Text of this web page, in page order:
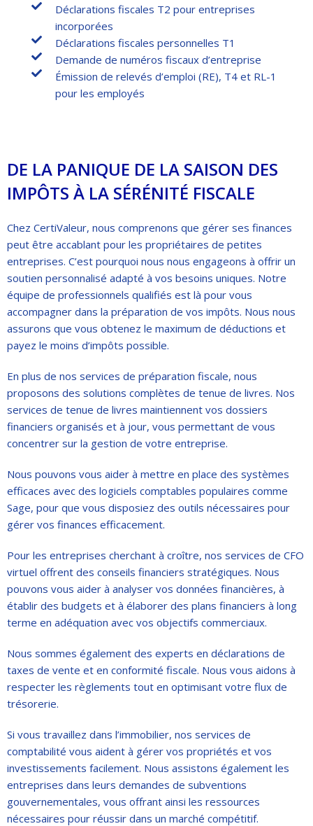
Déclarations fiscales T2 pour entreprises
incorporées
Déclarations fiscales personnelles T1
Demande de numéros fiscaux d’entreprise
Émission de relevés d’emploi (RE), T4 et RL-1
pour les employés
DE LA PANIQUE DE LA SAISON DES
IMPÔTS À LA SÉRÉNITÉ FISCALE
Chez CertiValeur, nous comprenons que gérer ses finances
peut être accablant pour les propriétaires de petites
entreprises. C’est pourquoi nous nous engageons à offrir un
soutien personnalisé adapté à vos besoins uniques. Notre
équipe de professionnels qualifiés est là pour vous
accompagner dans la préparation de vos impôts. Nous nous
assurons que vous obtenez le maximum de déductions et
payez le moins d’impôts possible.
En plus de nos services de préparation fiscale, nous
proposons des solutions complètes de tenue de livres. Nos
services de tenue de livres maintiennent vos dossiers
financiers organisés et à jour, vous permettant de vous
concentrer sur la gestion de votre entreprise.
Nous pouvons vous aider à mettre en place des systèmes
efficaces avec des logiciels comptables populaires comme
Sage, pour que vous disposiez des outils nécessaires pour
gérer vos finances efficacement.
Pour les entreprises cherchant à croître, nos services de CFO
virtuel offrent des conseils financiers stratégiques. Nous
pouvons vous aider à analyser vos données financières, à
établir des budgets et à élaborer des plans financiers à long
terme en adéquation avec vos objectifs commerciaux.
Nous sommes également des experts en déclarations de
taxes de vente et en conformité fiscale. Nous vous aidons à
respecter les règlements tout en optimisant votre flux de
trésorerie.
Si vous travaillez dans l’immobilier, nos services de
comptabilité vous aident à gérer vos propriétés et vos
investissements facilement. Nous assistons également les
entreprises dans leurs demandes de subventions
gouvernementales, vous offrant ainsi les ressources
nécessaires pour réussir dans un marché compétitif.